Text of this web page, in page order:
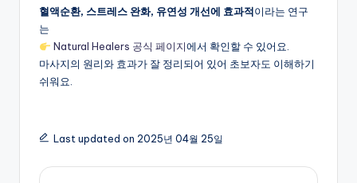
혈액순환, 스트레스 완화, 유연성 개선에 효과적이라는 연구
는
Natural Healers 공식 페이지에서 확인할 수 있어요.
마사지의 원리와 효과가 잘 정리되어 있어 초보자도 이해하기
쉬워요.
Last updated on 2025년 04월 25일